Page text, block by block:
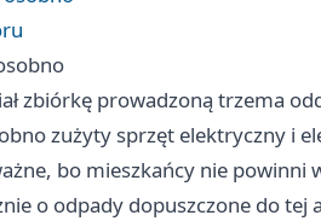
zbiórkę prowadzoną trzema
zużyty sprzęt elektryczny i
bo mieszkańcy nie powinni
o odpady dopuszczone do tej